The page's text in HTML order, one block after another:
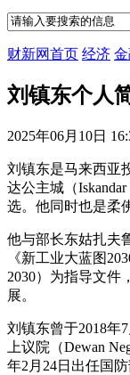
财新网首页 经济
刘镇东个人
2025年06月10日
刘镇东是马来西亚
达公主城（
选。他同时也是柔
他与部长东姑扎夫
《新工业大蓝图
2030）为指导文件
展。
刘镇东曾于2018年
上议院（Dewan
年2月24日出任国